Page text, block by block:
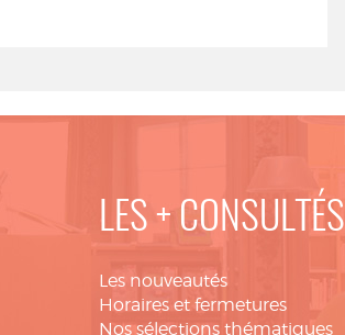
LES + CONSULTÉS
Les nouveautés
Horaires et fermetures
Nos sélections thématiques